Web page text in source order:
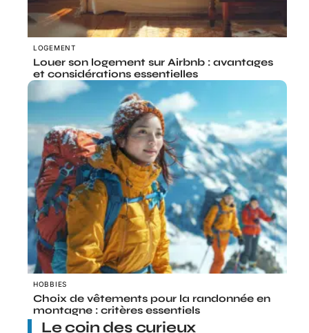
LOGEMENT
Louer son logement sur Airbnb : avantages
et considérations essentielles
HOBBIES
Choix de vêtements pour la randonnée en
montagne : critères essentiels
Le coin des curieux